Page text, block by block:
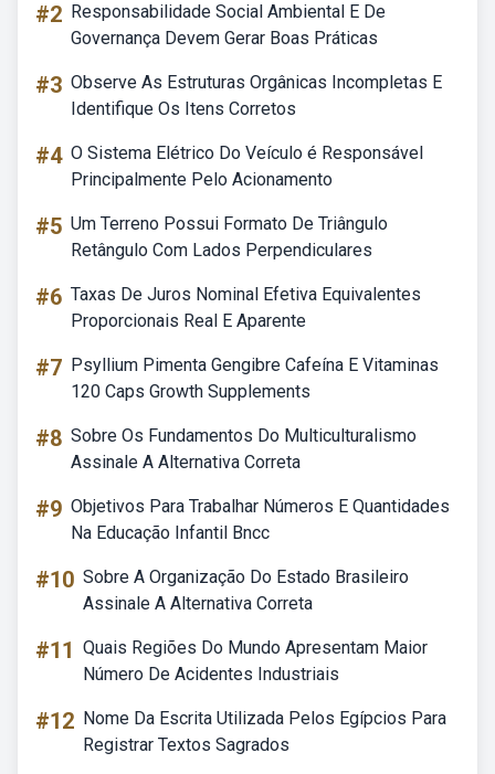
#2 Responsabilidade Social Ambiental E De
Governança Devem Gerar Boas Práticas
#3 Observe As Estruturas Orgânicas Incompletas E
Identifique Os Itens Corretos
#4 O Sistema Elétrico Do Veículo é Responsável
Principalmente Pelo Acionamento
#5 Um Terreno Possui Formato De Triângulo
Retângulo Com Lados Perpendiculares
#6 Taxas De Juros Nominal Efetiva Equivalentes
Proporcionais Real E Aparente
#7 Psyllium Pimenta Gengibre Cafeína E Vitaminas
120 Caps Growth Supplements
#8 Sobre Os Fundamentos Do Multiculturalismo
Assinale A Alternativa Correta
#9 Objetivos Para Trabalhar Números E Quantidades
Na Educação Infantil Bncc
#10 Sobre A Organização Do Estado Brasileiro
Assinale A Alternativa Correta
#11 Quais Regiões Do Mundo Apresentam Maior
Número De Acidentes Industriais
#12 Nome Da Escrita Utilizada Pelos Egípcios Para
Registrar Textos Sagrados